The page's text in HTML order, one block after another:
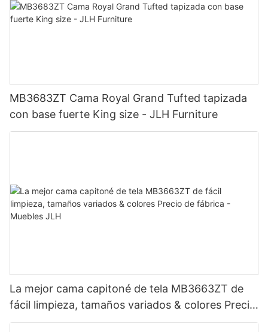
MB3683ZT Cama Royal Grand Tufted tapizada
con base fuerte King size - JLH Furniture
La mejor cama capitoné de tela MB3663ZT de
fácil limpieza, tamaños variados & colores Precio
de fábrica - Muebles JLH